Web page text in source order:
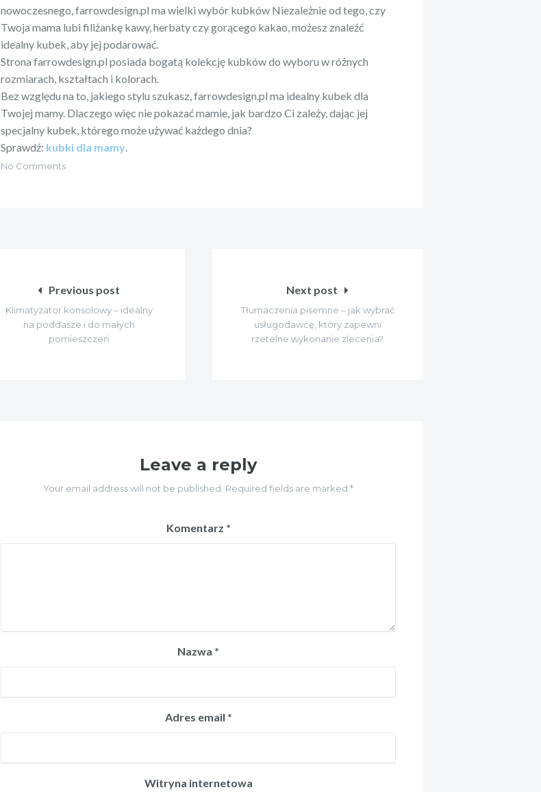
nowoczesnego, farrowdesign.pl ma wielki wybór kubków Niezależnie od tego, czy
Twoja mama lubi filiżankę kawy, herbaty czy gorącego kakao, możesz znaleźć
idealny kubek, aby jej podarować.
Strona farrowdesign.pl posiada bogatą kolekcję kubków do wyboru w różnych
rozmiarach, kształtach i kolorach.
Bez względu na to, jakiego stylu szukasz, farrowdesign.pl ma idealny kubek dla
Twojej mamy. Dlaczego więc nie pokazać mamie, jak bardzo Ci zależy, dając jej
specjalny kubek, którego może używać każdego dnia?
Sprawdź: kubki dla mamy
No Comments
Previous post
Klimatyzator konsolowy – idealny
na poddasze i do małych
pomieszczeń
Next post
Tłumaczenia pisemne – jak wybrać
usługodawcę, który zapewni
rzetelne wykonanie zlecenia?
Leave a reply
Your email address will not be published. Required fields are marked *
Komentarz *
Nazwa *
Adres email *
Witryna internetowa